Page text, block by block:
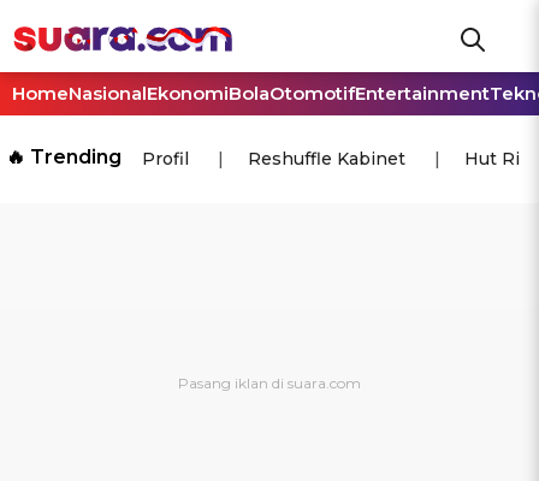
HomeNasionalEkonomiBolaOtomotifEntertainment
🔥 Trending Profil Reshuffle Kabinet Hut Ri